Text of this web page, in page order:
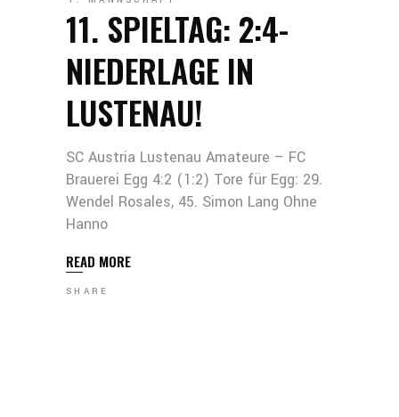
11. SPIELTAG: 2:4-
NIEDERLAGE IN
LUSTENAU!
SC Austria Lustenau Amateure – FC
Brauerei Egg 4:2 (1:2) Tore für Egg: 29.
Wendel Rosales, 45. Simon Lang Ohne
Hanno
READ MORE
SHARE